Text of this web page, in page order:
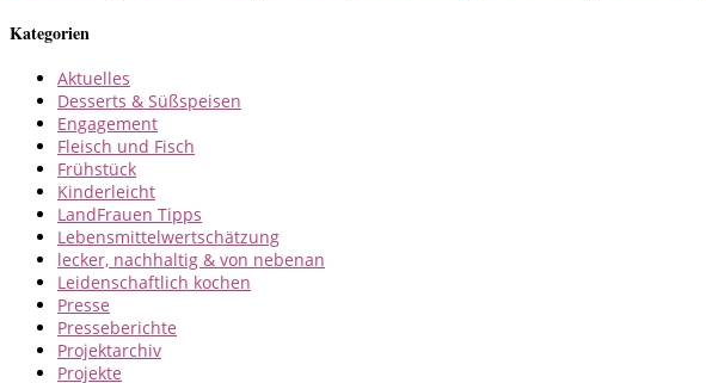
Kategorien
Aktuelles
Desserts & Süßspeisen
Engagement
Fleisch und Fisch
Frühstück
Kinderleicht
LandFrauen Tipps
Lebensmittelwertschätzung
lecker, nachhaltig & von nebenan
Leidenschaftlich kochen
Presse
Presseberichte
Projektarchiv
Projekte